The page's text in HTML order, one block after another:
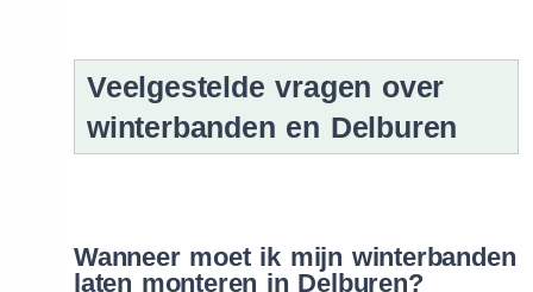
Veelgestelde vragen over
winterbanden en Delburen
Wanneer moet ik mijn winterbanden
laten monteren in Delburen?